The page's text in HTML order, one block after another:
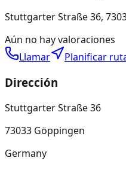
Stuttgarter Straße 36,
Aún no hay valoraciones
Llamar
Planificar
Dirección
Stuttgarter Straße 36
73033 Göppingen
Germany